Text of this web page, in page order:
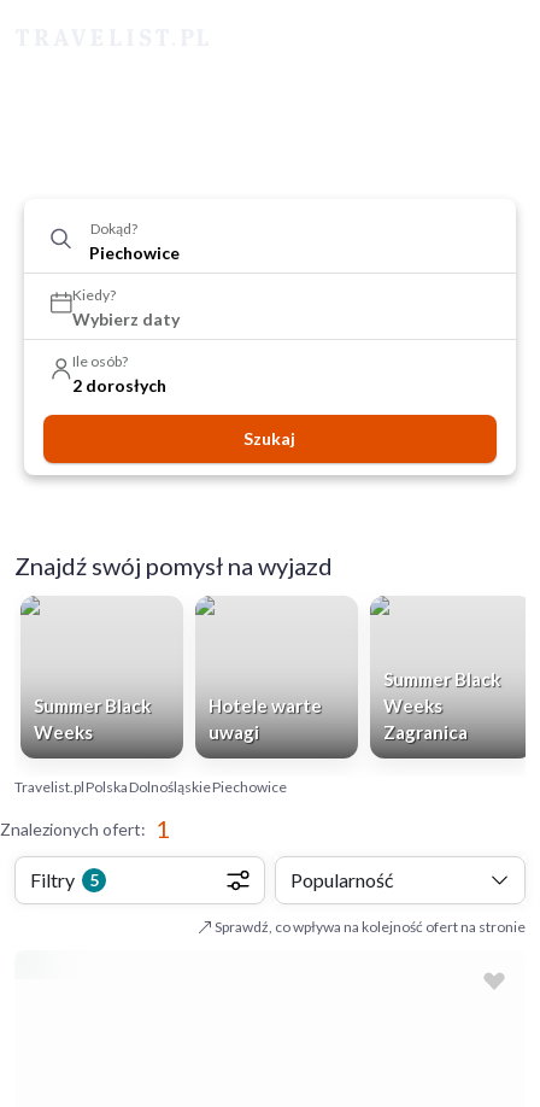
Dokąd?
Kiedy?
Wybierz daty
Ile osób?
2 dorosłych
Szukaj
Znajdź swój pomysł na wyjazd
Summer Black
Weeks
Hotele warte
uwagi
Summer Black
Weeks
Zagranica
Travelist.plPolskaDolnośląskiePiechowice
Znalezionych ofert: 1
Filtry 5 Popularność
Sprawdź, co wpływa na kolejność ofert na stronie